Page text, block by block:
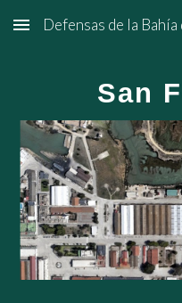
Skip to main content
Defensas de la
San